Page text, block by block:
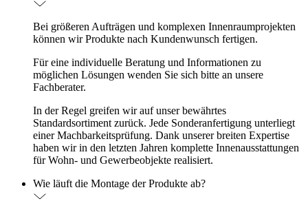
Bei größeren Aufträgen und komplexen Innenraumprojekten
können wir Produkte nach Kundenwunsch fertigen.
Für eine individuelle Beratung und Informationen zu
möglichen Lösungen wenden Sie sich bitte an unsere
Fachberater.
In der Regel greifen wir auf unser bewährtes
Standardsortiment zurück. Jede Sonderanfertigung unterliegt
einer Machbarkeitsprüfung. Dank unserer breiten Expertise
haben wir in den letzten Jahren komplette Innenausstattungen
für Wohn- und Gewerbeobjekte realisiert.
Wie läuft die Montage der Produkte ab?